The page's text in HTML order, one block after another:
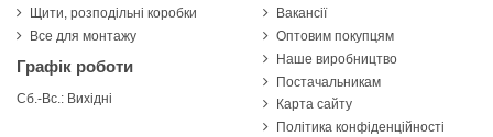
Щити, розподільні коробки
Все для монтажу
Графік роботи
Сб.-Вс.: Вихідні
Вакансії
Оптовим покупцям
Наше виробництво
Постачальникам
Карта сайту
Політика конфіденційності